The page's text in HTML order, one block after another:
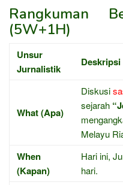
Rangkuman
(5W+1H)
Unsur
Jurnalistik
Deskripsi
What (Apa)
Diskusi
sejarah
Melayu
When
(Kapan)
Hari ini,
hari.